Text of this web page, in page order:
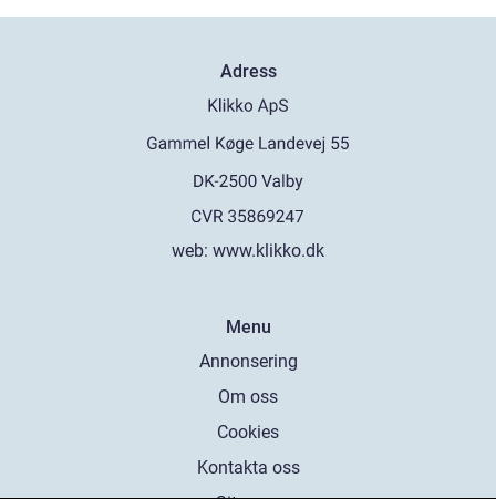
Adress
web: www.klikko.dk
Menu
Annonsering
Om oss
Cookies
Kontakta oss